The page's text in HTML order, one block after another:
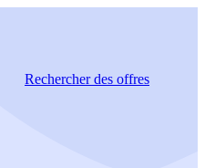
Rechercherdes offres